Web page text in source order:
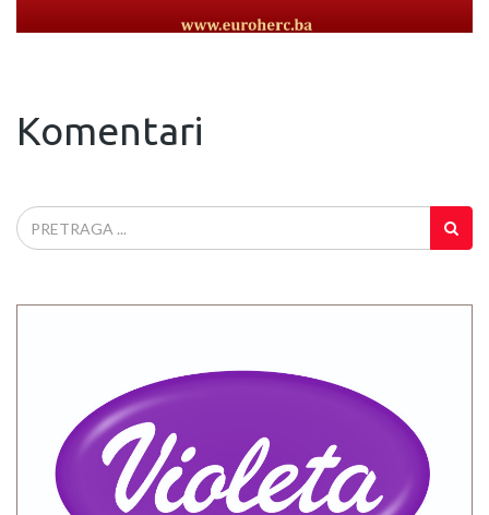
Komentari